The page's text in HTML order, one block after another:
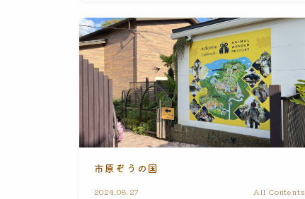
市原ぞうの国
2024.08.27 All Contents